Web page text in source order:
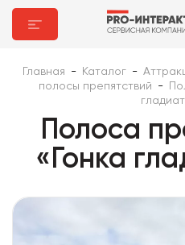
Главная - Каталог -
полосы препятствий
-
Полоса
«Гонка